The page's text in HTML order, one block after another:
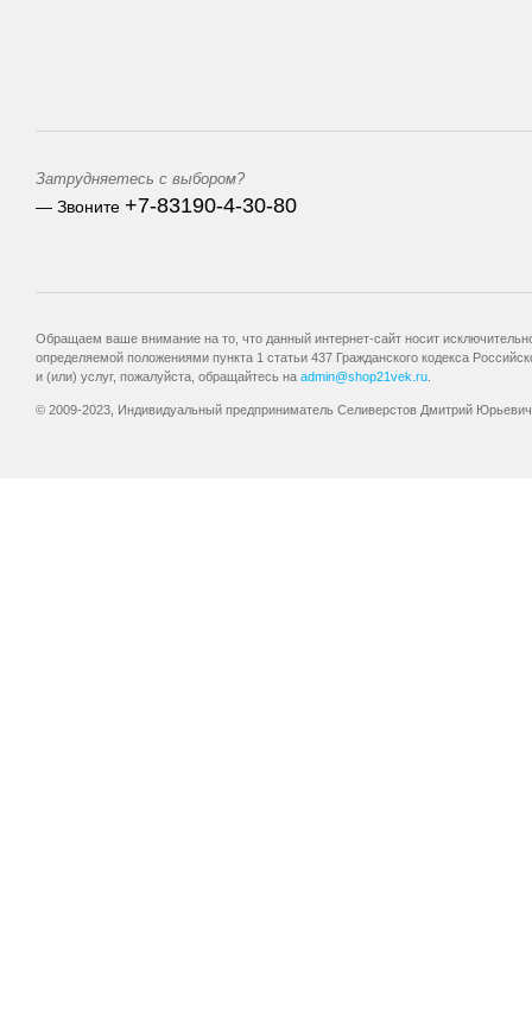
Затрудняетесь с выбором?
— Звоните +7-83190-4-30-80
Обращаем ваше внимание на то, что данный интернет-сайт носит
определяемой положениями пункта 1 статьи 437 Гражданского кодекса
и (или) услуг, пожалуйста, обращайтесь на admin@shop21vek.ru
© 2009-2023, Индивидуальный предприниматель Селиверстов Дмитрий Юрьевич